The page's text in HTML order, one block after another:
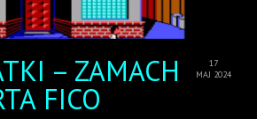
17
MAJ 2024
– ZAMACH
FICO